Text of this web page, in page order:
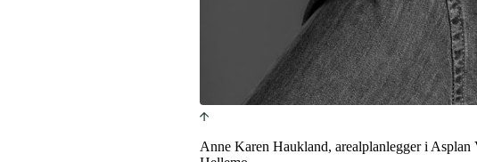
Anne Karen Haukland, arealplanlegger i